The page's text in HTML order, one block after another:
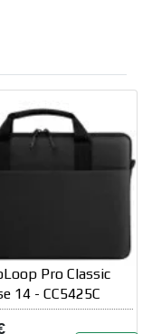
Pro Classic
14 - CC5425C